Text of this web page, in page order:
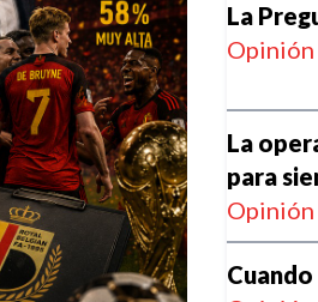
La
Opinión
La
para
Opinión